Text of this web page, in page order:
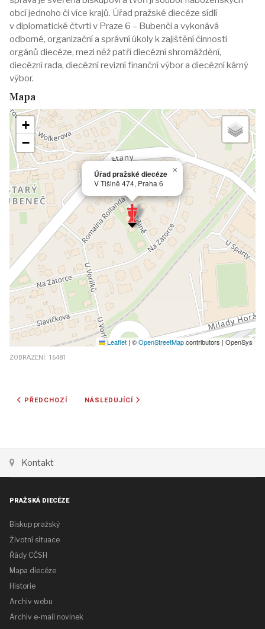
obcí jednoho či více krajů. Úřad pražské diecéze sídlí
v diplomatické čtvrti v Praze 6 – Bubenči a vykonává
odborné, organizační a správní úkoly k zajištění činnosti
orgánů diecéze, mezi něž patří diecézní shromáždění,
diecézní rada, diecézní revizní finanční výbor a diecézní kárný
výbor.
Mapa
Úřad pražské diecéze
V Tišině 474, Praha 6
×
+
−
Leaflet | ©OpenStreetMapcontributors | OpenSys
ZOBRAZENÍ: 16481
PŘEDCHOZÍ ČLÁNEK: ÚŘAD PRAŽSKÉ DIECÉZE
PŘEDCHOZÍ DALŠÍ ČLÁNEK: ADRESÁŘOVÝ ZÁZNAM
NÁSLEDUJÍCÍ
Kontakt
PRAŽSKÁ DIECÉZE
Biskup pražský
Životní situace
Řády CČSH
Mapa diecéze
Historie
Archiv webu
Archiv e-mail novinek